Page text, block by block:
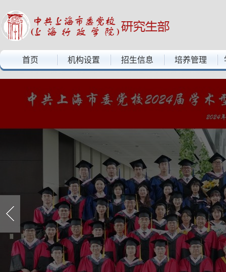
中共上海市委党校上海行政学院——研究生部
首页 机构设置 招生信息 培养管理